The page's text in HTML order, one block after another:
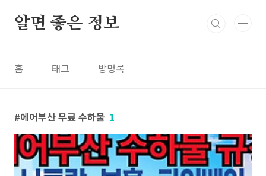
알면 좋은 정보
홈 태그 방명록
에어부산 무료 수하물 1